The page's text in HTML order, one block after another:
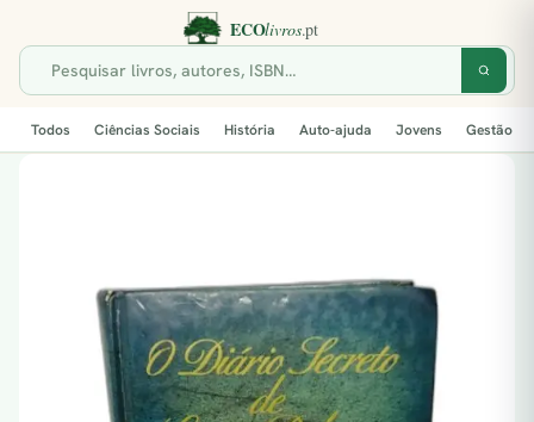
Todos Ciências Sociais História Auto-ajuda Jovens Gestão